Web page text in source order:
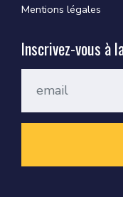
Mentions légales
Inscrivez-vous à